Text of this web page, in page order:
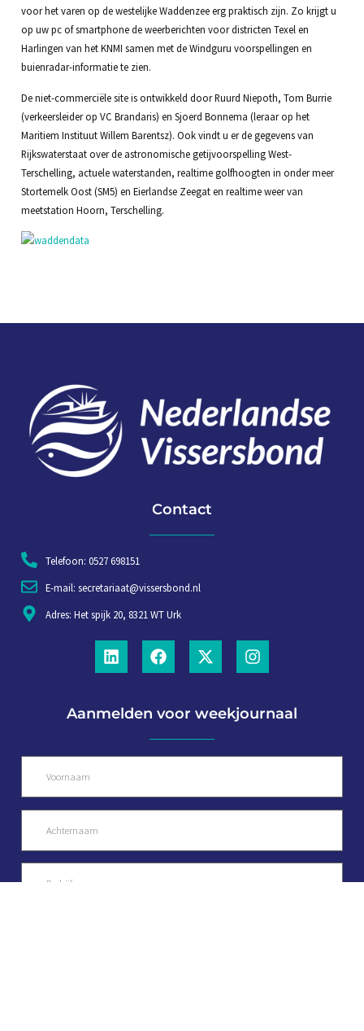
voor het varen op de westelijke Waddenzee erg praktisch zijn. Zo krijgt u
op uw pc of smartphone de weerberichten voor districten Texel en
Harlingen van het KNMI samen met de Windguru voorspellingen en
buienradar-informatie te zien.
De niet-commerciële site is ontwikkeld door Ruurd Niepoth, Tom Burrie
(verkeersleider op VC Brandaris) en Sjoerd Bonnema (leraar op het
Maritiem Instituut Willem Barentsz). Ook vindt u er de gegevens van
Rijkswaterstaat over de astronomische getijvoorspelling West-
Terschelling, actuele waterstanden, realtime golfhoogten in onder meer
Stortemelk Oost (SM5) en Eierlandse Zeegat en realtime weer van
meetstation Hoorn, Terschelling.
Contact
Telefoon: 0527 698151
E-mail: secretariaat@vissersbond.nl
Adres: Het spijk 20, 8321 WT Urk
Aanmelden voor weekjournaal